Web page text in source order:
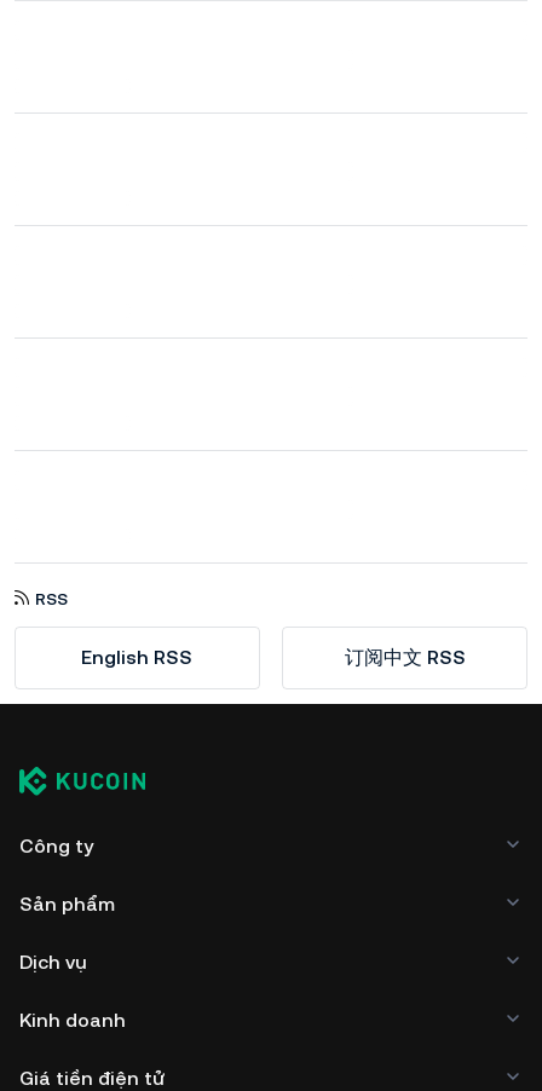
RSS
English RSS 订阅中文 RSS
Công ty
Sản phẩm
Dịch vụ
Kinh doanh
Giá tiền điện tử